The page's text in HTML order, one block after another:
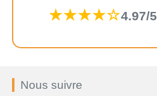
★★★★☆4.97/5
Nous suivre